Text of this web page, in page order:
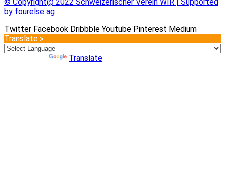
© Copyright@ 2022 Schweizerischer Verein WIR | Supported
by fourelse ag
Twitter Facebook Dribbble Youtube Pinterest Medium
Translate »
Translate